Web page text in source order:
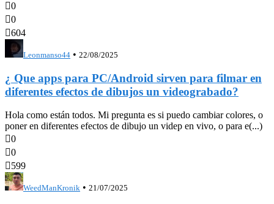
0
0
604
Leonmanso44 • 22/08/2025
¿ Que apps para PC/Android sirven para filmar en
diferentes efectos de dibujos un videograbado?
Hola como están todos. Mi pregunta es si puedo cambiar colores, o
poner en diferentes efectos de dibujo un videp en vivo, o para e(...)
0
0
599
WeedManKronik • 21/07/2025